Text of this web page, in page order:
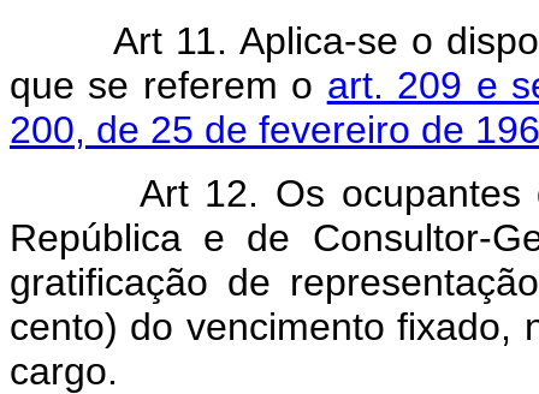
Art 11. Aplica-se o
que se referem o art. 209 e
200, de 25 de fevereiro de
Art 12. Os ocupantes
República e de Consultor-
gratificação de
cento) do vencimento fixado,
cargo.